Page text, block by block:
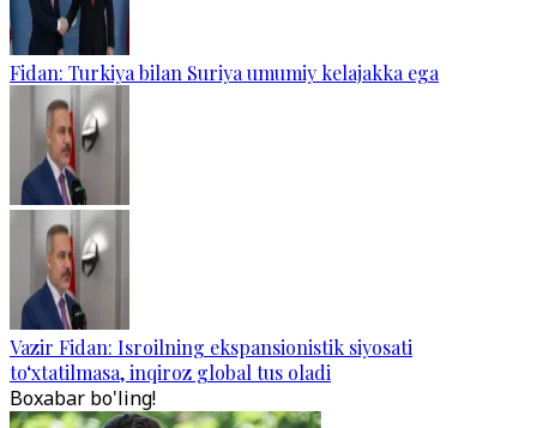
Fidan: Turkiya bilan Suriya umumiy kelajakka ega
Vazir Fidan: Isroilning ekspansionistik siyosati
to‘xtatilmasa, inqiroz global tus oladi
Boxabar bo'ling!